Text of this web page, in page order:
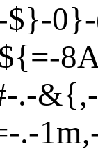
$}-0}-
${=-8
-.-&{,-
-.-1m,